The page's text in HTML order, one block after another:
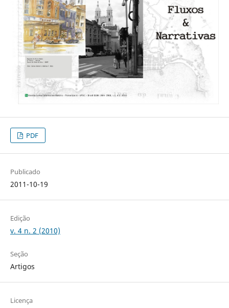
PDF
Publicado
2011-10-19
Edição
v. 4 n. 2 (2010)
Seção
Artigos
Licença